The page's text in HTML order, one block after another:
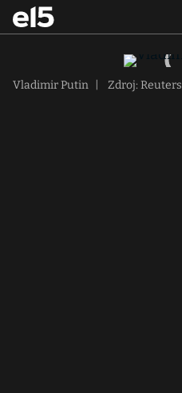
Vladimir Putin Zdroj: Reuters